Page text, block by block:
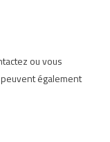
ou vous
également